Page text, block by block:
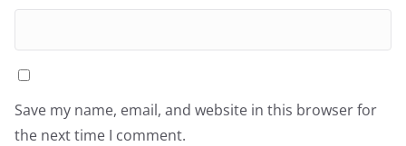
Save my name, email, and website in this browser for
the next time I comment.